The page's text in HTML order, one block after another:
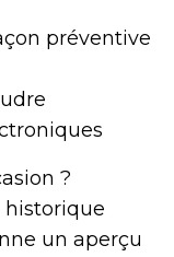
préventive
?
historique
un aperçu